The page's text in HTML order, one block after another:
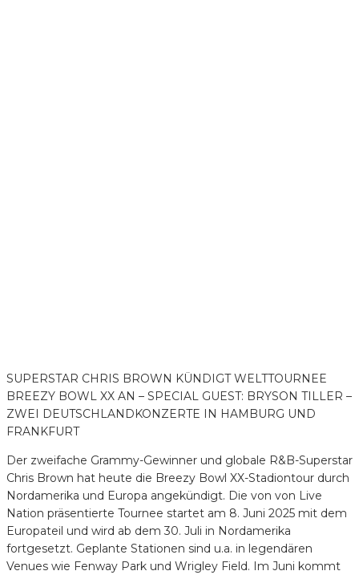
SUPERSTAR CHRIS BROWN KÜNDIGT WELTTOURNEE
BREEZY BOWL XX AN – SPECIAL GUEST: BRYSON TILLER –
ZWEI DEUTSCHLANDKONZERTE IN HAMBURG UND
FRANKFURT
Der zweifache Grammy-Gewinner und globale R&B-Superstar
Chris Brown hat heute die Breezy Bowl XX-Stadiontour durch
Nordamerika und Europa angekündigt. Die von von Live
Nation präsentierte Tournee startet am 8. Juni 2025 mit dem
Europateil und wird ab dem 30. Juli in Nordamerika
fortgesetzt. Geplante Stationen sind u.a. in legendären
Venues wie Fenway Park und Wrigley Field. Im Juni kommt